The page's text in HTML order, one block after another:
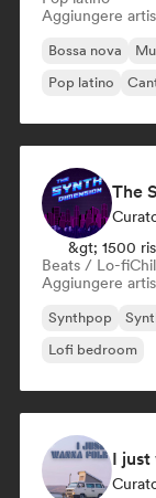
Aggiungere
Bossa nova
Pop latino
The
&gt; 1500
Beats / Lo-fi
Aggiungere
Synthpop
Lofi bedroom
I just